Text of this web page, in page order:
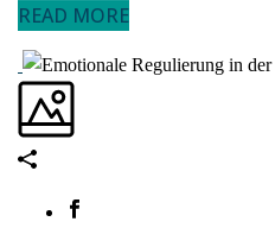
READ MORE